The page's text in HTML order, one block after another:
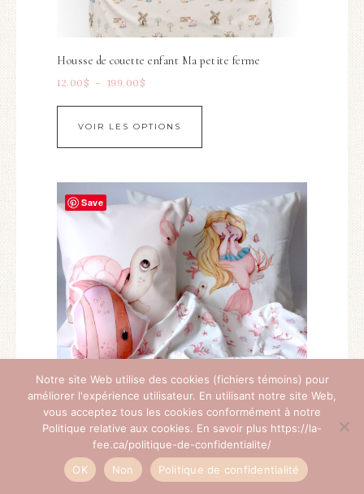
Housse de couette enfant Ma petite ferme
12.00 $ – 199.00 $
VOIR LES OPTIONS
Save
Housse de couette enfants -La mer
12.00 $ – 199.00$
Notre site Web utilise des cookies (fichiers témoins) pour
améliorer l'expérience utilisateur. En utilisant notre site Web,
vous acceptez tous les cookies conformément à notre
Politique relative aux cookies. En savoir plus https://la-
fee.ca/politique-de-confidentialite/
OK
Non Politique de confidentialité